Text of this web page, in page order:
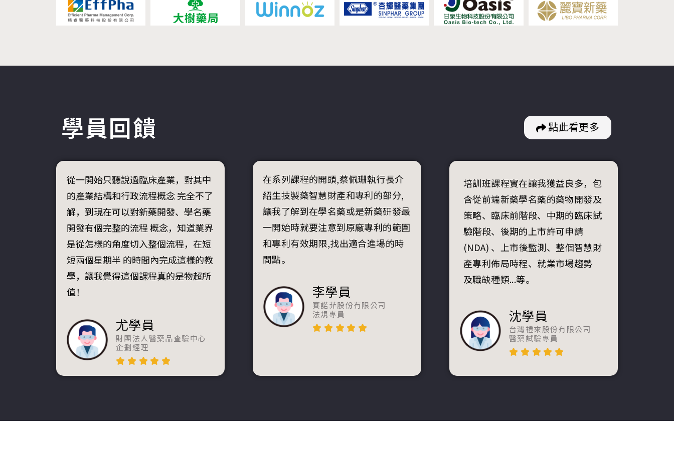
學員回饋 點此看更多
從一開始只聽說過臨床產業，對其中
的產業結構和行政流程概念 完全不了
解，到現在可以對新藥開發、學名藥
開發有個完整的流程 概念，知道業界
是從怎樣的角度切入整個流程，在短
短兩個星期半 的時間內完成這樣的教
學，讓我覺得這個課程真的是物超所
值！
尤學員
財團法人醫藥品查驗中心
企劃經理
在系列課程的開頭,蔡佩珊執行長介
紹生技製藥智慧財產和專利的部分,
讓我了解到在學名藥或是新藥研發最
一開始時就要注意到原廠專利的範圍
和專利有效期限,找出適合進場的時
間點。
李學員
賽諾菲股份有限公司
法規專員
培訓班課程實在讓我獲益良多，包
含從前端新藥學名藥的藥物開發及
策略、臨床前階段、中期的臨床試
驗階段、後期的上市許可申請
(NDA) 、上市後監測、整個智慧財
產專利佈局時程、就業市場趨勢
及職缺種類...等。
沈學員
台灣禮來股份有限公司
醫藥試驗專員